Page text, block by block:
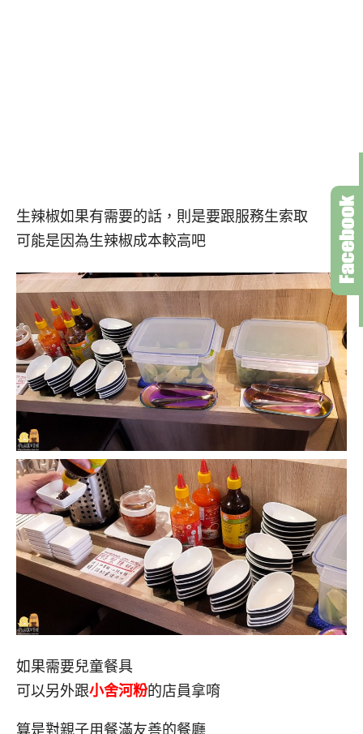
生辣椒如果有需要的話，則是要跟服務生索取
可能是因為生辣椒成本較高吧
如果需要兒童餐具
可以另外跟小舍河粉的店員拿唷
算是對親子用餐滿友善的餐廳